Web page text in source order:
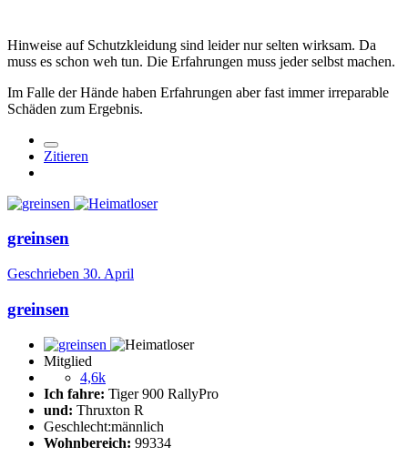
Hinweise auf Schutzkleidung sind leider nur selten wirksam. Da
muss es schon weh tun. Die Erfahrungen muss jeder selbst machen.
Im Falle der Hände haben Erfahrungen aber fast immer irreparable
Schäden zum Ergebnis.
Zitieren
greinsen
Geschrieben 30. April
greinsen
Mitglied
4,6k
Ich fahre: Tiger 900 RallyPro
und: Thruxton R
Geschlecht:männlich
Wohnbereich: 99334